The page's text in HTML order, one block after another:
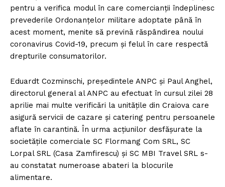
pentru a verifica modul în care comercianții îndeplinesc
prevederile Ordonanțelor militare adoptate până în
acest moment, menite să prevină răspândirea noului
coronavirus Covid-19, precum și felul în care respectă
drepturile consumatorilor.
Eduardt Cozminschi, președintele ANPC și Paul Anghel,
directorul general al ANPC au efectuat în cursul zilei 28
aprilie mai multe verificări la unitățile din Craiova care
asigură servicii de cazare și catering pentru persoanele
aflate în carantină. În urma acțiunilor desfășurate la
societățile comerciale SC Flormang Com SRL, SC
Lorpal SRL (Casa Zamfirescu) și SC MBI Travel SRL s-
au constatat numeroase abateri la blocurile
alimentare.